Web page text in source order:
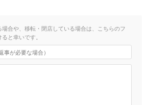
合や、移転・閉店している場合は、こちらのフ
と幸いです。